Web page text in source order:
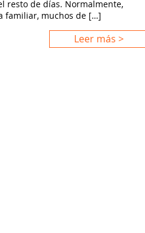
resto de días. Normalmente,
familiar, muchos de […]
Leer más >